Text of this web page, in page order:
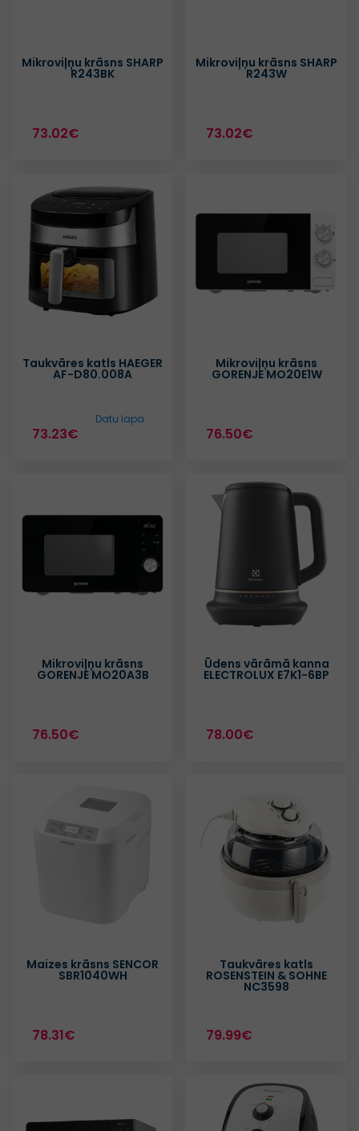
Mikroviļņu krāsns SHARP
R243BK
73.02€
Mikroviļņu krāsns SHARP
R243W
73.02€
Taukvāres katls HAEGER
AF-D80.008A
73.23€
Datu lapa
Mikroviļņu krāsns
GORENJE MO20E1W
76.50€
Mikroviļņu krāsns
GORENJE MO20A3B
76.50€
Ūdens vārāmā kanna
ELECTROLUX E7K1-6BP
78.00€
Maizes krāsns SENCOR
SBR1040WH
78.31€
Taukvāres katls
ROSENSTEIN & SOHNE
NC3598
79.99€